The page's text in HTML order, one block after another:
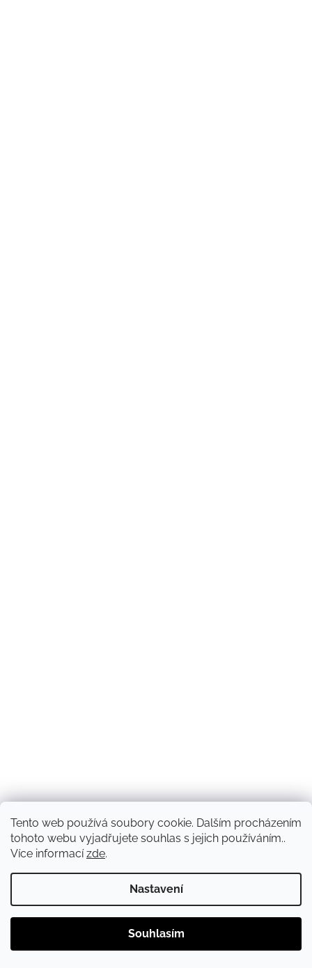
Tento web používá soubory cookie. Dalším procházením
tohoto webu vyjadřujete souhlas s jejich používáním..
Více informacízde.
Nastavení
Souhlasím